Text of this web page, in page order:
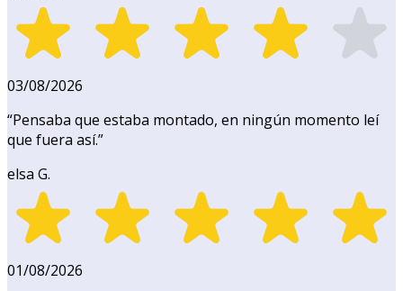
03/08/2026
“Pensaba que estaba montado, en ningún momento leí
que fuera así.”
elsa G.
01/08/2026